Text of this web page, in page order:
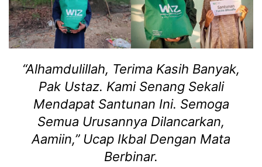
“Alhamdulillah, Terima Kasih Banyak,
Pak Ustaz. Kami Senang Sekali
Mendapat Santunan Ini. Semoga
Semua Urusannya Dilancarkan,
Aamiin,” Ucap Ikbal Dengan Mata
Berbinar.